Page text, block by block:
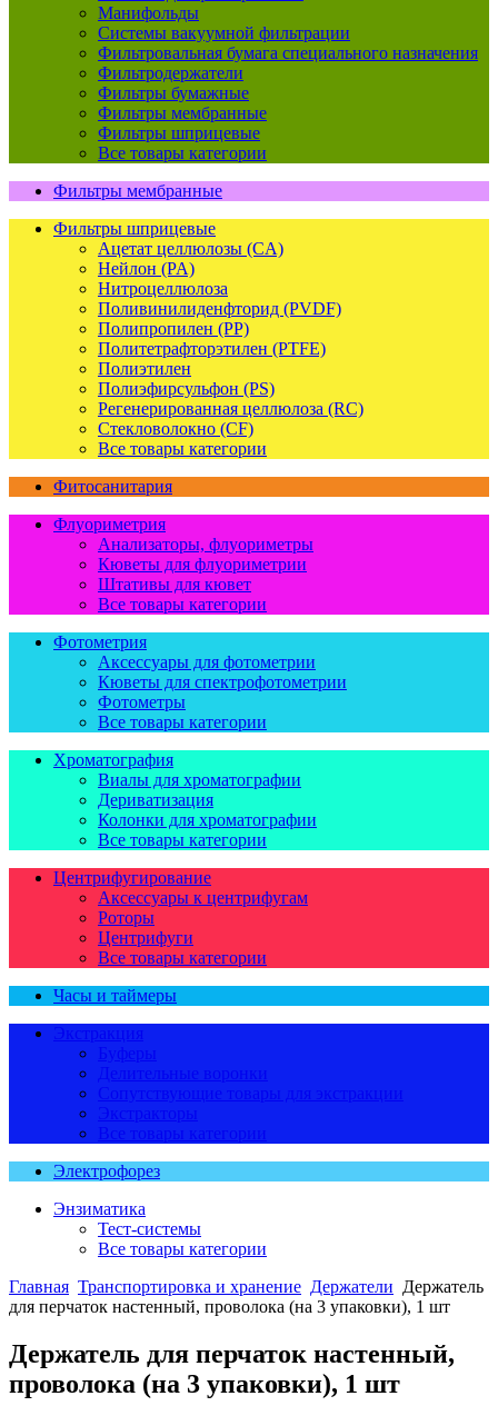
Манифольды
Системы вакуумной фильтрации
Фильтровальная бумага специального назначения
Фильтродержатели
Фильтры бумажные
Фильтры мембранные
Фильтры шприцевые
Все товары категории
Фильтры мембранные
Фильтры шприцевые
Ацетат целлюлозы (CA)
Нейлон (PA)
Нитроцеллюлоза
Поливинилиденфторид (PVDF)
Полипропилен (PP)
Политетрафторэтилен (PTFE)
Полиэтилен
Полиэфирсульфон (PS)
Регенерированная целлюлоза (RC)
Стекловолокно (CF)
Все товары категории
Фитосанитария
Флуориметрия
Анализаторы, флуориметры
Кюветы для флуориметрии
Штативы для кювет
Все товары категории
Фотометрия
Аксессуары для фотометрии
Кюветы для спектрофотометрии
Фотометры
Все товары категории
Хроматография
Виалы для хроматографии
Дериватизация
Колонки для хроматографии
Все товары категории
Центрифугирование
Аксессуары к центрифугам
Роторы
Центрифуги
Все товары категории
Часы и таймеры
Экстракция
Буферы
Делительные воронки
Сопутствующие товары для экстракции
Экстракторы
Все товары категории
Электрофорез
Энзиматика
Тест-системы
Все товары категории
Главная Транспортировка и хранение Держатели Держатель
для перчаток настенный, проволока (на 3 упаковки), 1 шт
Держатель для перчаток настенный,
проволока (на 3 упаковки), 1 шт